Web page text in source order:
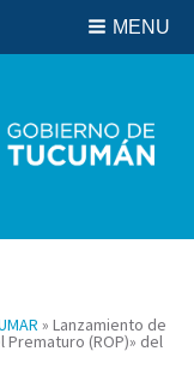
MENU
» Lanzamiento de
(ROP)» del